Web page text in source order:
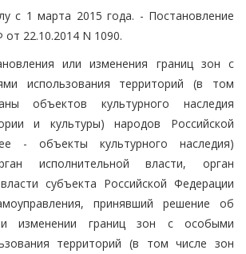
с 1 марта 2015 года. - Постановление
22.10.2014 N 1090.
или изменения границ зон с
использования территорий (в том
объектов культурного наследия
и культуры) народов Российской
- объекты культурного наследия)
исполнительной власти, орган
субъекта Российской Федерации
принявший решение об
изменении границ зон с особыми
территорий (в том числе зон